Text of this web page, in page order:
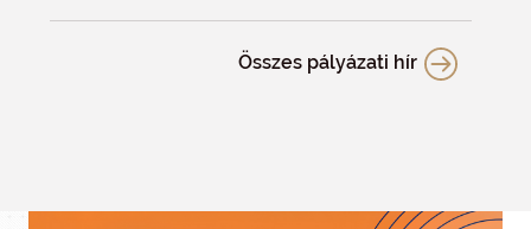
Összes pályázati hír